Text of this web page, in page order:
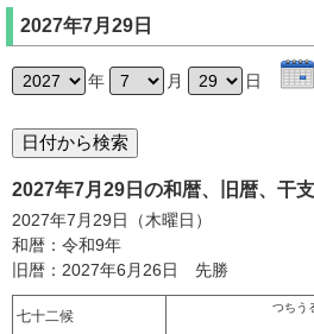
2027年7月29日
年 月 日
2027年7月29日の和暦、旧暦、干
2027年7月29日（木曜日）
和暦：令和9年
旧暦：2027年6月26日 先勝
七十二候
つちう